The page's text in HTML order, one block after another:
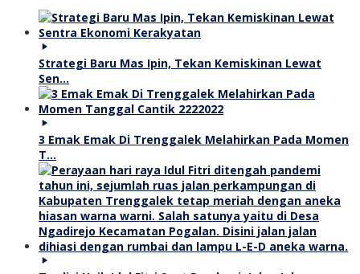
Strategi Baru Mas Ipin, Tekan Kemiskinan Lewat
Sen…
3 Emak Emak Di Trenggalek Melahirkan Pada Momen
T…